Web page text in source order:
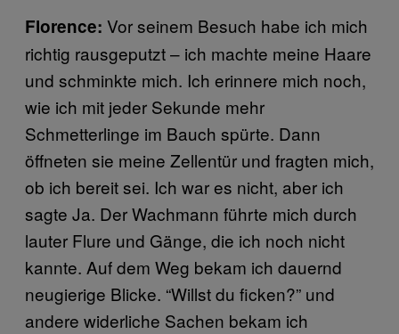
Florence: Vor seinem Besuch habe ich mich
richtig rausgeputzt – ich machte meine Haare
und schminkte mich. Ich erinnere mich noch,
wie ich mit jeder Sekunde mehr
Schmetterlinge im Bauch spürte. Dann
öffneten sie meine Zellentür und fragten mich,
ob ich bereit sei. Ich war es nicht, aber ich
sagte Ja. Der Wachmann führte mich durch
lauter Flure und Gänge, die ich noch nicht
kannte. Auf dem Weg bekam ich dauernd
neugierige Blicke. “Willst du ficken?” und
andere widerliche Sachen bekam ich